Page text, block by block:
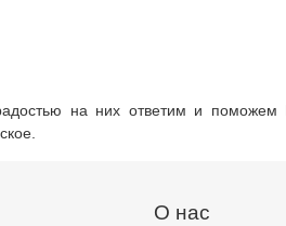
на них ответим и
О нас